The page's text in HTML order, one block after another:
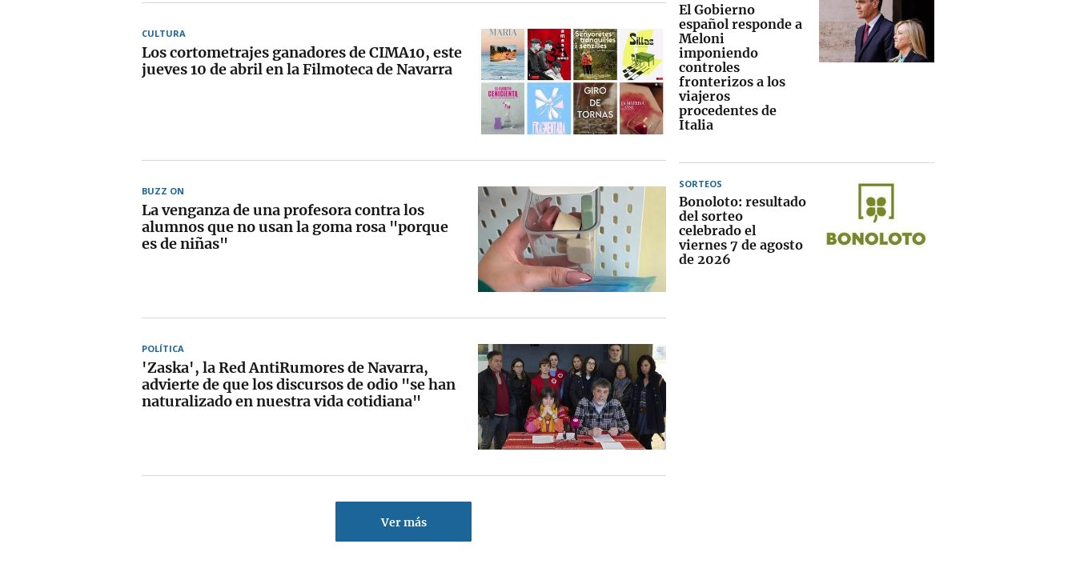
CULTURA
Los cortometrajes ganadores de CIMA10, este
jueves 10 de abril en la Filmoteca de Navarra
BUZZ ON
La venganza de una profesora contra los
alumnos que no usan la goma rosa "porque
es de niñas"
POLÍTICA
'Zaska', la Red AntiRumores de Navarra,
advierte de que los discursos de odio "se han
naturalizado en nuestra vida cotidiana"
Ver más
El Gobierno
español responde a
Meloni
imponiendo
controles
fronterizos a los
viajeros
procedentes de
Italia
SORTEOS
Bonoloto: resultado
del sorteo
celebrado el
viernes 7 de agosto
de 2026